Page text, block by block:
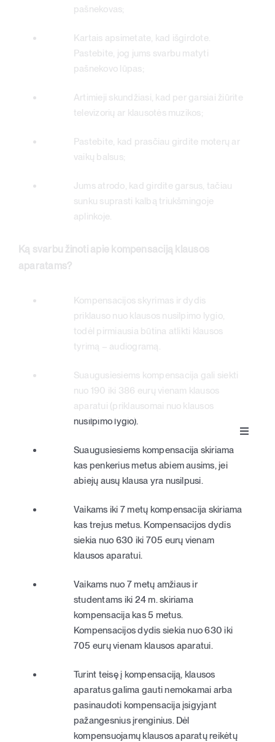
Toggle
Klausos aparatai
Apie klausą
Apie mus
Parduotuvė
Krepšelis0
+370 620 33338
Registracija
pašnekovas;
Kartais apsimetate, kad išgirdote.
Pastebite, jog jums svarbu matyti
pašnekovo lūpas;
Artimieji skundžiasi, kad per garsiai žiūrite
televizorių ar klausotės muzikos;
Pastebite, kad prasčiau girdite moterų ar
vaikų balsus;
Jums atrodo, kad girdite garsus, tačiau
sunku suprasti kalbą triukšmingoje
aplinkoje.
Ką svarbu žinoti apie kompensaciją klausos
aparatams?
Kompensacijos skyrimas ir dydis
priklauso nuo klausos nusilpimo lygio,
todėl pirmiausia būtina atlikti klausos
tyrimą – audiogramą.
Suaugusiesiems kompensacija gali siekti
nuo 190 iki 386 eurų vienam klausos
aparatui (priklausomai nuo klausos
nusilpimo lygio).
Suaugusiesiems kompensacija skiriama
kas penkerius metus abiem ausims, jei
abiejų ausų klausa yra nusilpusi.
Vaikams iki 7 metų kompensacija skiriama
kas trejus metus. Kompensacijos dydis
siekia nuo 630 iki 705 eurų vienam
klausos aparatui.
Vaikams nuo 7 metų amžiaus ir
studentams iki 24 m. skiriama
kompensacija kas 5 metus.
Kompensacijos dydis siekia nuo 630 iki
705 eurų vienam klausos aparatui.
Turint teisę į kompensaciją, klausos
aparatus galima gauti nemokamai arba
pasinaudoti kompensacija įsigyjant
pažangesnius įrenginius. Dėl
kompensuojamų klausos aparatų reikėtų